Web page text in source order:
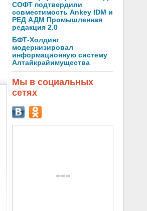
СОФТ подтвердили
совместимость Ankey IDM и
РЕД АДМ Промышленная
редакция 2.0
БФТ-Холдинг
модернизировал
информационную систему
Алтайкрайимущества
Мы в социальных
сетях